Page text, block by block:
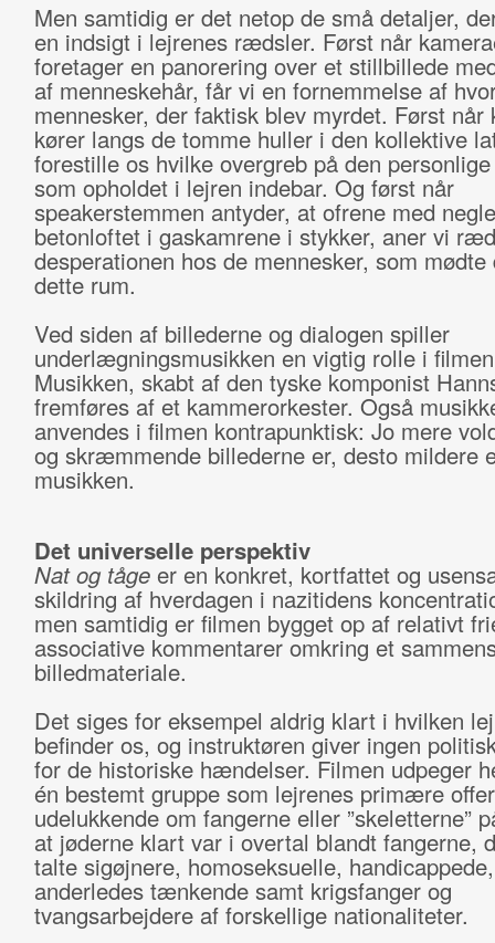
Men samtidig er det netop de små detaljer,
en indsigt i lejrenes rædsler. Først når
foretager en panorering over et stillbillede
af menneskehår, får vi en fornemmelse af
mennesker, der faktisk blev myrdet. Først når
kører langs de tomme huller i den kollektive
forestille os hvilke overgreb på den
som opholdet i lejren indebar. Og først når
speakerstemmen antyder, at ofrene med
betonloftet i gaskamrene i stykker, aner vi
desperationen hos de mennesker, som mødte
dette rum.
Ved siden af billederne og dialogen spiller
underlægningsmusikken en vigtig rolle i
Musikken, skabt af den tyske komponist
fremføres af et kammerorkester. Også
anvendes i filmen kontrapunktisk: Jo mere
og skræmmende billederne er, desto mildere
musikken.
Det universelle perspektiv
Nat og tågeer en konkret, kortfattet og
skildring af hverdagen i nazitidens
men samtidig er filmen bygget op af relativt
associative kommentarer omkring et
billedmateriale.
Det siges for eksempel aldrig klart i hvilken
befinder os, og instruktøren giver ingen
for de historiske hændelser. Filmen udpeger
én bestemt gruppe som lejrenes primære
udelukkende om fangerne eller ”skeletterne”
at jøderne klart var i overtal blandt fangerne,
talte sigøjnere, homoseksuelle, handicappede,
anderledes tænkende samt krigsfanger og
tvangsarbejdere af forskellige nationaliteter.